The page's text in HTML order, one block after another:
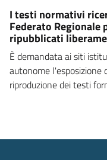
I testi normativi
Federato Regionale
ripubblicati
È demandata ai siti
autonome l'esposizione
riproduzione dei testi